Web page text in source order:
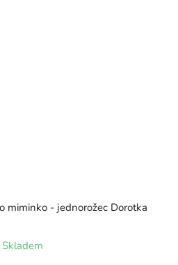
miminko - jednorožec Dorotka
Skladem